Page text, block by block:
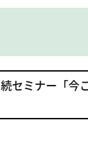
セミナー「今